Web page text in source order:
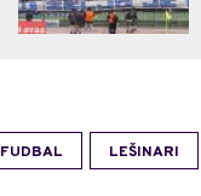
FUDBAL LEŠINARI